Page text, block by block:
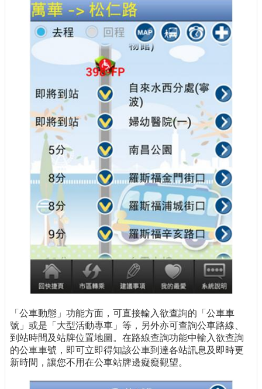
「公車動態」功能方面，可直接輸入欲查詢的「公車車
號」或是「大型活動專車」等，另外亦可查詢公車路線、
到站時間及站牌位置地圖。在路線查詢功能中輸入欲查詢
的公車車號，即可立即得知該公車到達各站訊息及即時更
新時間，讓您不用在公車站牌邊癡癡觀望。